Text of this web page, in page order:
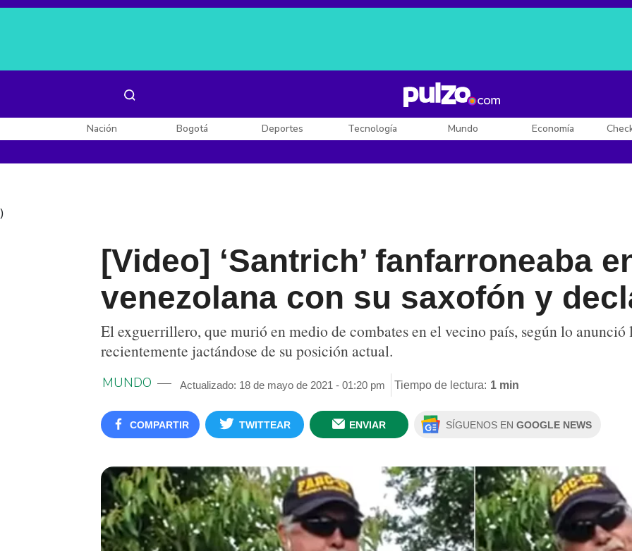
Posesión de De la Espriella
Nación Bogotá Deportes Tecnología Mundo Economía
)
[Video] ‘Santrich’ fanfarroneaba
venezolana con su saxofón y
El exguerrillero, que murió en medio de combates en el vecino país, según lo anunció
recientemente jactándose de su posición actual.
MUNDO Actualizado: 18 de mayo de 2021 - 01:20 pm Tiempo de lectura: 1 min
COMPARTIR TWITTEAR ENVIAR SÍGUENOS EN GOOGLE NEWS